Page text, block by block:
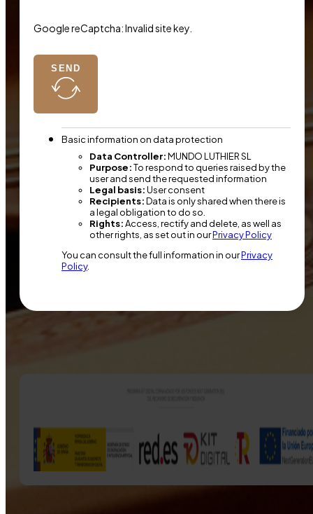
Google reCaptcha: Invalid site key.
SEND
Basic information on data protection
Data Controller:MUNDO LUTHIER SL
Purpose:To respond to queries raised by the
user and send the requested information
Legal basis:User consent
Recipients:Data is only shared when there is
a legal obligation to do so.
Rights:Access, rectify and delete, as well as
other rights, as set out in ourPrivacy Policy
You can consult the full information in ourPrivacy
Policy.